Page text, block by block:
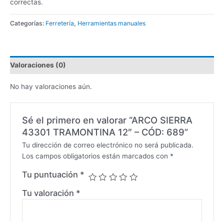
correctas.
Categorías: Ferretería, Herramientas manuales
Valoraciones (0)
No hay valoraciones aún.
Sé el primero en valorar “ARCO SIERRA
43301 TRAMONTINA 12″ – CÓD: 689”
Tu dirección de correo electrónico no será publicada.
Los campos obligatorios están marcados con *
Tu puntuación *
Tu valoración *